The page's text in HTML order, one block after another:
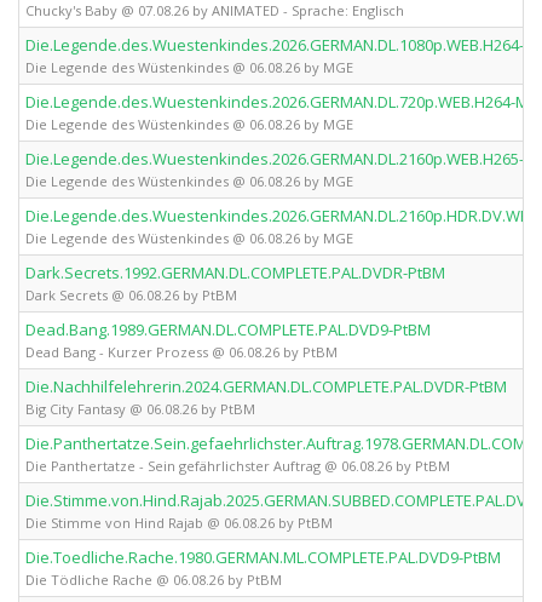
Chucky's Baby @ 07.08.26 by ANIMATED - Sprache: Englisch
Die.Legende.des.Wuestenkindes.2026.GERMAN.DL.1080p.WEB.H264-
Die Legende des Wüstenkindes @ 06.08.26 by MGE
Die.Legende.des.Wuestenkindes.2026.GERMAN.DL.720p.WEB.H264-
Die Legende des Wüstenkindes @ 06.08.26 by MGE
Die.Legende.des.Wuestenkindes.2026.GERMAN.DL.2160p.WEB.H265-
Die Legende des Wüstenkindes @ 06.08.26 by MGE
Die Legende des Wüstenkindes @ 06.08.26 by MGE
Dark.Secrets.1992.GERMAN.DL.COMPLETE.PAL.DVDR-PtBM
Dark Secrets @ 06.08.26 by PtBM
Dead.Bang.1989.GERMAN.DL.COMPLETE.PAL.DVD9-PtBM
Dead Bang - Kurzer Prozess @ 06.08.26 by PtBM
Die.Nachhilfelehrerin.2024.GERMAN.DL.COMPLETE.PAL.DVDR-PtBM
Big City Fantasy @ 06.08.26 by PtBM
Die Panthertatze - Sein gefährlichster Auftrag @ 06.08.26 by PtBM
Die Stimme von Hind Rajab @ 06.08.26 by PtBM
Die.Toedliche.Rache.1980.GERMAN.ML.COMPLETE.PAL.DVD9-PtBM
Die Tödliche Rache @ 06.08.26 by PtBM